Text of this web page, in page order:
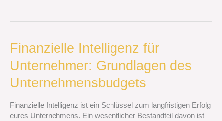
Finanzielle Intelligenz für
Unternehmer: Grundlagen des
Unternehmensbudgets
Finanzielle Intelligenz ist ein Schlüssel zum langfristigen Erfolg
eures Unternehmens. Ein wesentlicher Bestandteil davon ist
Finanzielle
Intelligenz
Grundlagen
Unternehmensbudgets